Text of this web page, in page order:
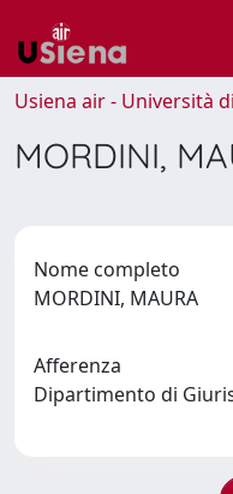
Usiena air - Università
MORDINI,
Nome completo
MORDINI, MAURA
Afferenza
Dipartimento di